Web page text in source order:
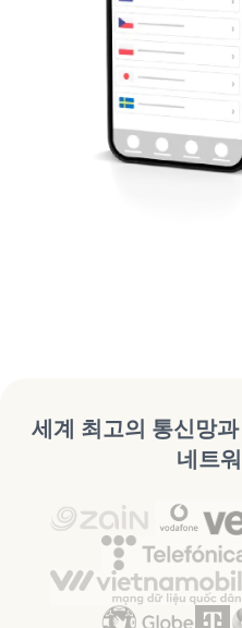
세계 최고의 통신망
네트